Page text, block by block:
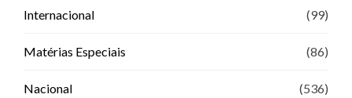
Internacional (99)
Matérias Especiais (86)
Nacional (536)